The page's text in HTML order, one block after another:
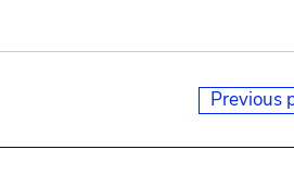
Previous